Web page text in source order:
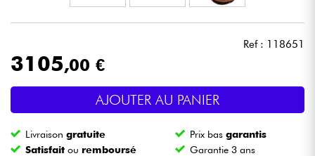
Eclairage
Batteries & Percu
Vents
Ref : 118651
3105,00 €
AJOUTER AU PANIER
Livraisongratuite Prix basgarantis
Satisfait ou remboursé Garantie 3 ans